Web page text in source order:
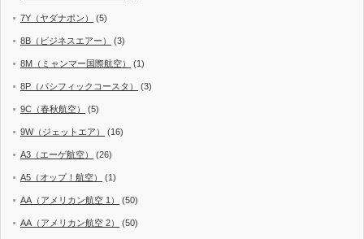
7Y（ヤダナポン） (5)
8B（ビジネスエアー） (3)
8M（ミャンマー国際航空） (1)
8P（パシフィックコースタ） (3)
9C（春秋航空） (5)
9W（ジェットエア） (16)
A3（エーゲ航空） (26)
A5（オップ！航空） (1)
AA（アメリカン航空 1） (50)
AA（アメリカン航空 2） (50)